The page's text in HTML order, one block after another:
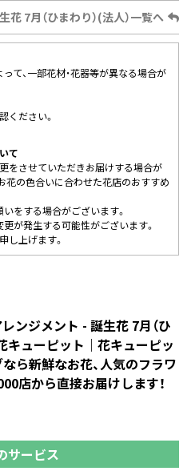
花 7月（ひまわり）(法人）一覧へ
て、一部花材・花器等が異なる場合が
ください。
て
をさせていただきお届けする場合が
花の色合いに合わせた花店のおすすめ
をする場合がございます。
が発生する可能性がございます。
し上げます。
ンジメント - 誕生花 7月（ひ
キューピット｜花キューピッ
ら新鮮なお花、人気のフラワ
店から直接お届けします！
サービス